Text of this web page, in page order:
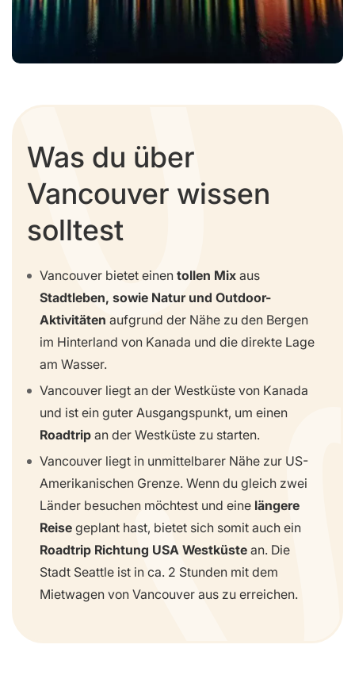
Was du über
Vancouver wissen
solltest
Vancouver bietet einen tollen Mix aus
Stadtleben, sowie Natur und Outdoor-
Aktivitäten aufgrund der Nähe zu den Bergen
im Hinterland von Kanada und die direkte Lage
am Wasser.
Vancouver liegt an der Westküste von Kanada
und ist ein guter Ausgangspunkt, um einen
Roadtrip an der Westküste zu starten.
Vancouver liegt in unmittelbarer Nähe zur US-
Amerikanischen Grenze. Wenn du gleich zwei
Länder besuchen möchtest und eine längere
Reise geplant hast, bietet sich somit auch ein
Roadtrip Richtung USA Westküste an. Die
Stadt Seattle ist in ca. 2 Stunden mit dem
Mietwagen von Vancouver aus zu erreichen.